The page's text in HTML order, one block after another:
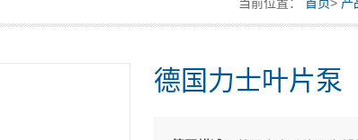
德国力士叶片泵